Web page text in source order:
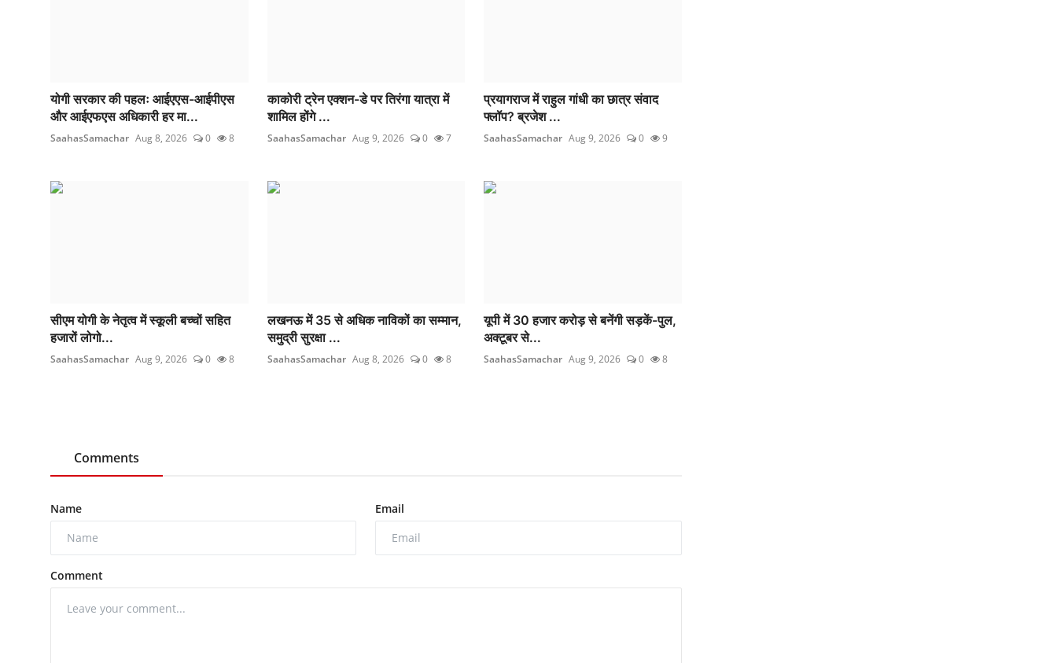
योगी सरकार की पहलः आईएएस-आईपीएस
और आईएफएस अधिकारी हर मा...
SaahasSamachar Aug 8, 2026 0 8
काकोरी ट्रेन एक्शन-डे पर तिरंगा यात्रा में
शामिल होंगे ...
SaahasSamachar Aug 9, 2026 0 7
प्रयागराज में राहुल गांधी का छात्र संवाद
फ्लॉप? ब्रजेश ...
SaahasSamachar Aug 9, 2026 0 9
सीएम योगी के नेतृत्व में स्कूली बच्चों सहित
हजारों लोगो...
SaahasSamachar Aug 9, 2026 0 8
लखनऊ में 35 से अधिक नाविकों का सम्मान,
समुद्री सुरक्षा ...
SaahasSamachar Aug 8, 2026 0 8
यूपी में 30 हजार करोड़ से बनेंगी सड़कें-पुल,
अक्टूबर से...
SaahasSamachar Aug 9, 2026 0 8
Comments
Name Email
Comment